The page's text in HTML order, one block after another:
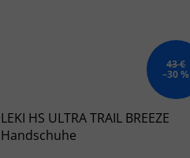
43 €
–30 %
LEKI HS ULTRA TRAIL BREEZE
Handschuhe